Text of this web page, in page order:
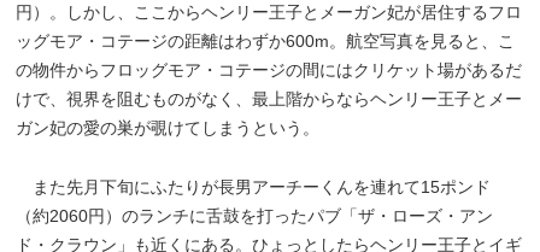
円）。しかし、ここからヘンリー王子とメーガン妃が居住するフロ
ッグモア・コテージの距離はわずか600m。航空写真を見ると、こ
の物件からフロッグモア・コテージの間にはクリケット場があるだ
けで、視界を阻むものがなく、最上階からならヘンリー王子とメー
ガン妃の愛の巣が覗けてしまうという。
また先月下旬にふたりが長男アーチーくんを連れて15ポンド
（約2060円）のランチに舌鼓を打ったパブ「ザ・ローズ・アン
ド・クラウン」も近くにある。ひょっとしたらヘンリー王子とイギ